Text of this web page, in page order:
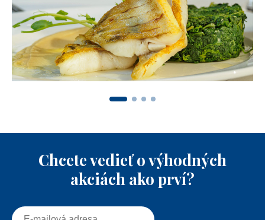
Chcete vedieť o výhodných
akciách ako prví?